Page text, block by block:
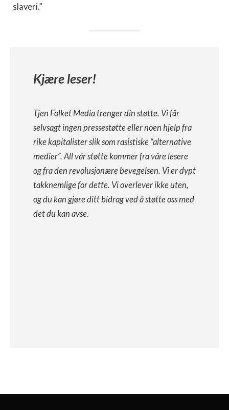
slaveri.”
Kjære leser!
Tjen Folket Media trenger din støtte. Vi får
selvsagt ingen pressestøtte eller noen hjelp fra
rike kapitalister slik som rasistiske “alternative
medier”. All vår støtte kommer fra våre lesere
og fra den revolusjonære bevegelsen. Vi er dypt
takknemlige for dette. Vi overlever ikke uten,
og du kan gjøre ditt bidrag ved å støtte oss med
det du kan avse.